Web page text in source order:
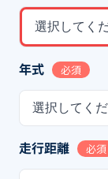
選択してく
年式 必須
選択してく
走行距離 必須